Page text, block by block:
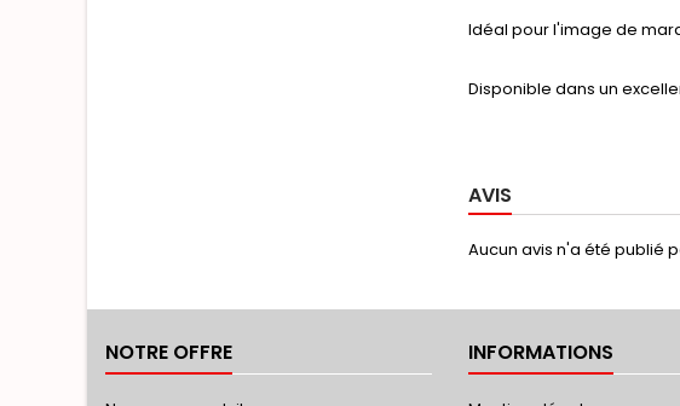
Idéal pour l'image de
Disponible dans un
AVIS
Aucun avis n'a été publié
NOTRE OFFRE INFORMATIONS